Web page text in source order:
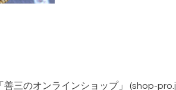
善三のオンラインショップ」 (shop-